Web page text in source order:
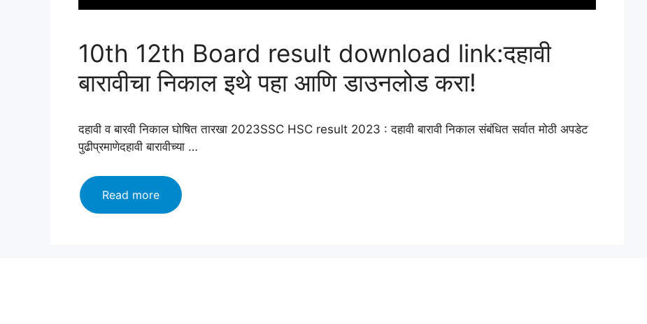
10th 12th Board result download link:दहावी
बारावीचा निकाल इथे पहा आणि डाउनलोड करा!
दहावी व बारवी निकाल घोषित तारखा 2023SSC HSC result 2023 : दहावी बारावी निकाल संबंधित सर्वात मोठी अपडेट
पुढीप्रमाणेदहावी बारावीच्या …
Read more10th
12th